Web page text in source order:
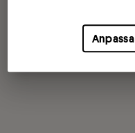
Anpassa